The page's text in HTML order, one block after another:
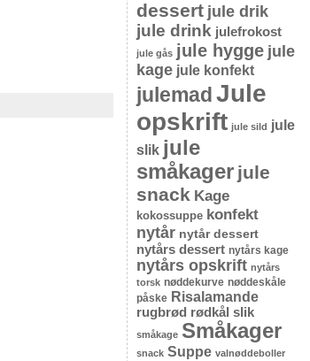
dessert jule drik
jule drink julefrokost
jule gås jule hygge jule
kage jule konfekt
julemad Jule
opskrift jule sild jule
slik jule
småkager jule
snack Kage
kokossuppe konfekt
nytår nytår dessert
nytårs dessert nytårs kage
nytårs opskrift nytårs
torsk nøddekurve nøddeskåle
påske Risalamande
rugbrød rødkål slik
småkage Småkager
snack Suppe valnøddeboller